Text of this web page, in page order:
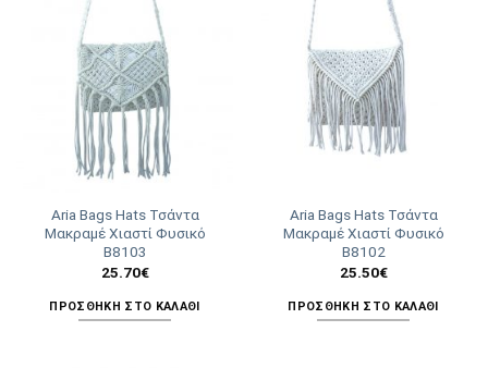
Aria Bags Hats Τσάντα
Μακραμέ Χιαστί Φυσικό
Β8103
25.70€
ΠΡΟΣΘΉΚΗ ΣΤΟ ΚΑΛΆΘΙ
Aria Bags Hats Τσάντα
Μακραμέ Χιαστί Φυσικό
Β8102
25.50€
ΠΡΟΣΘΉΚΗ ΣΤΟ ΚΑΛΆΘΙ